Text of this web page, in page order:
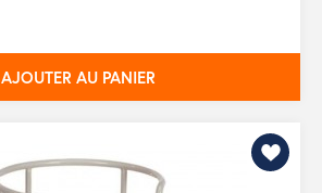
AJOUTER AU PANIER